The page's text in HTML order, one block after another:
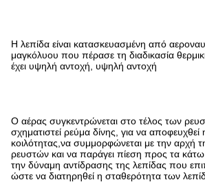
Η λεπίδα είναι κατασκευασμένη από
μαγκόλυου που πέρασε τη διαδικασία
έχει υψηλή αντοχή, υψηλή αντοχή
Ο αέρας συγκεντρώνεται στο τέλος των
σχηματιστεί ρεύμα δίνης, για να αποφευχθεί
κοιλότητας,να συμμορφώνεται με την αρχή
ρευστών και να παράγει πίεση προς τα κάτω
την δύναμη αντίδρασης της λεπίδας που
ώστε να διατηρηθεί η σταθερότητα των